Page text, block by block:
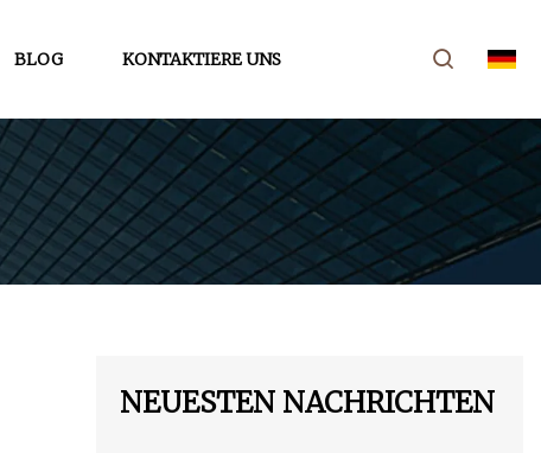
BLOG KONTAKTIERE UNS
NEUESTEN NACHRICHTEN